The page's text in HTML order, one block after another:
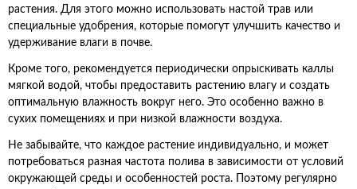
растения. Для этого можно использовать настой трав или
специальные удобрения, которые помогут улучшить качество и
удерживание влаги в почве.
Кроме того, рекомендуется периодически опрыскивать каллы
мягкой водой, чтобы предоставить растению влагу и создать
оптимальную влажность вокруг него. Это особенно важно в
сухих помещениях и при низкой влажности воздуха.
Не забывайте, что каждое растение индивидуально, и может
потребоваться разная частота полива в зависимости от условий
окружающей среды и особенностей роста. Поэтому регулярно